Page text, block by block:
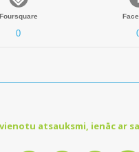
Foursquare
0
atsauksmi, ienāc ar